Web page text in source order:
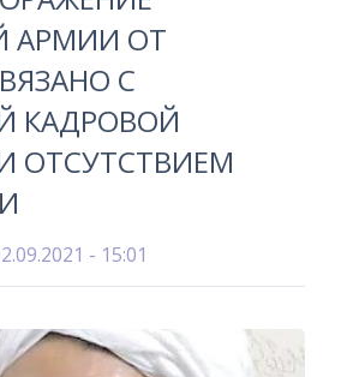
АРМИИ ОТ
С
КАДРОВОЙ
ОТСУТСТВИЕМ
- 15:01